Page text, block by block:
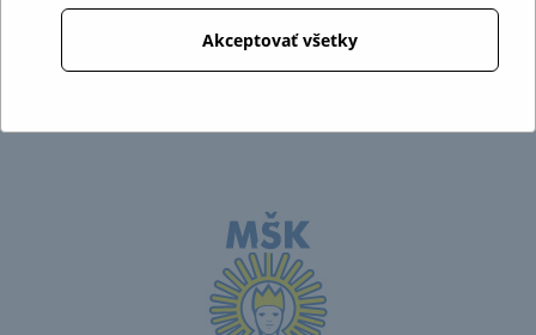
Akceptovať všetky